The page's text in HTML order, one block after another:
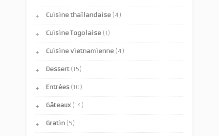
Cuisine thaïlandaise (4)
Cuisine Togolaise (1)
Cuisine vietnamienne (4)
Dessert (15)
Entrées (10)
Gâteaux (14)
Gratin (5)